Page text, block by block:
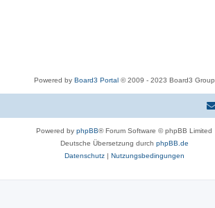
Powered by Board3 Portal© 2009 - 2023 Board3 Group
Powered by phpBB® Forum Software © phpBB Limited
Deutsche Übersetzung durch phpBB.de
Datenschutz| Nutzungsbedingungen